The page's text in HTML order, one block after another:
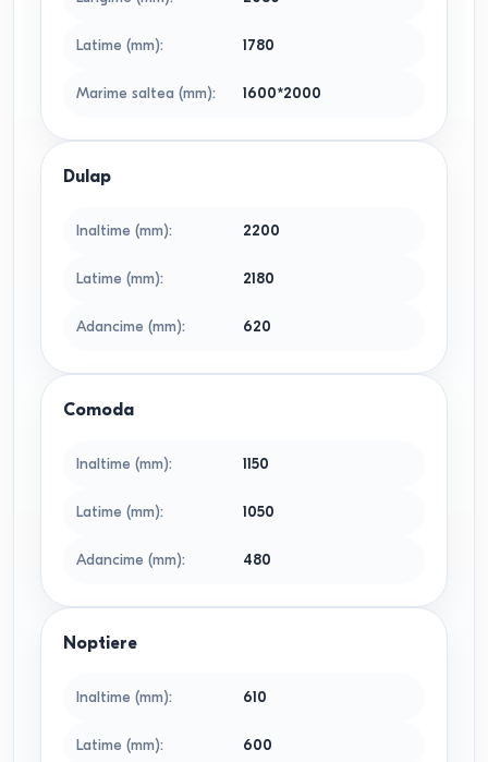
Latime (mm): 1780
Marime saltea (mm): 1600*2000
Dulap
Inaltime (mm): 2200
Latime (mm): 2180
Adancime (mm): 620
Comoda
Inaltime (mm): 1150
Latime (mm): 1050
Adancime (mm): 480
Noptiere
Inaltime (mm): 610
Latime (mm): 600